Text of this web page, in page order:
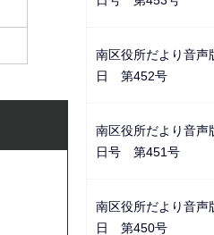
南区役所だより音
日 第452号
南区役所だより音
日号 第451号
南区役所だより音
日 第450号